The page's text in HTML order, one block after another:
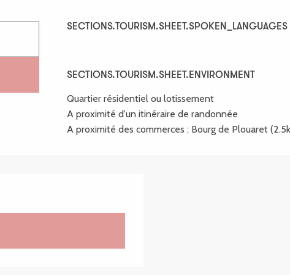
SECTIONS.TOURISM.SHEET.SPOKEN_LANGUAGES
SECTIONS.TOURISM.SHEET.SPOKEN_LANGUAGES
SECTIONS.TOURISM.SHEET.ENVIRONMENT
SECTIONS.TOURISM.SHEET.ENVIRONMENT
Quartier résidentiel ou lotissement
A proximité d'un itinéraire de randonnée
A proximité des commerces : Bourg de Plouaret